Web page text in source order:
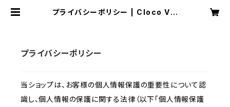
プライバシーポリシー | Cloco VoI
プライバシーポリシー
当ショップは、お客様の個人情報保護の重要性について認
識し、個人情報の保護に関する法律（以下「個人情報保護